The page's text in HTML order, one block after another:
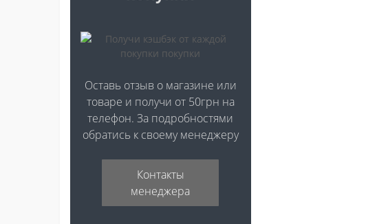
Оставь отзыв о магазине или
товаре и получи от 50грн на
телефон. За подробностями
обратись к своему менеджеру
Контакты
менеджера